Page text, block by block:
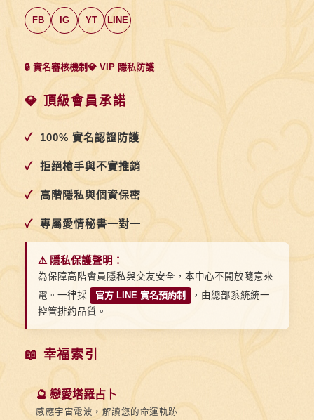
FB IG YT LINE
🔒 實名審核機制💎 VIP 隱私防護
💎 頂級會員承諾
✓ 100% 實名認證防護
✓ 拒絕槍手與不實推銷
✓ 高階隱私與個資保密
✓ 專屬愛情秘書一對一
⚠️ 隱私保護聲明：
為保障高階會員隱私與交友安全，本中心不開放隨意來
電。一律採
官方 LINE 實名預約制
，由總部系統統一
控管排約品質。
📖 幸福索引
🔮 戀愛塔羅占卜
感應宇宙電波，解讀您的命運軌跡